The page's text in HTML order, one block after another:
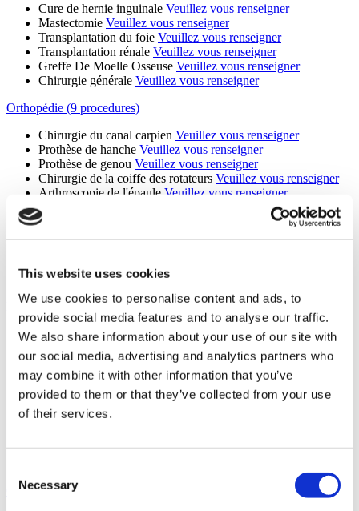
This website uses cookies
We use cookies to personalise content and ads, to
provide social media features and to analyse our traffic.
We also share information about your use of our site with
our social media, advertising and analytics partners who
may combine it with other information that you’ve
provided to them or that they’ve collected from your use
of their services.
Selection
Necessary
Cure de hernie inguinale Veuillez vous renseigner
Mastectomie Veuillez vous renseigner
Transplantation du foie Veuillez vous renseigner
Transplantation rénale Veuillez vous renseigner
Greffe De Moelle Osseuse Veuillez vous renseigner
Chirurgie générale Veuillez vous renseigner
Orthopédie (9 procedures)
Chirurgie du canal carpien Veuillez vous renseigner
Prothèse de hanche Veuillez vous renseigner
Prothèse de genou Veuillez vous renseigner
Chirurgie de la coiffe des rotateurs Veuillez vous renseigner
Arthroscopie de l'épaule Veuillez vous renseigner
Chirurgie de l'hallux valgus
Veuillez vous renseigner
Orthopédie
renseigner
Fertilité (8 procedures)
FIV avec don d'ovocytes Veuillez vous renseigner
FIV avec ovocytes et don de spermes
Veuillez vous
renseigner
FIV avec ICSI (micro-injection intracytoplasmique)
vous renseigner
FIV
Veuillez vous renseigner
ICSI Veuillez vous renseigner
FIV avec IMSI Veuillez vous renseigner
Chirurgie du Rachis (5 procedures)